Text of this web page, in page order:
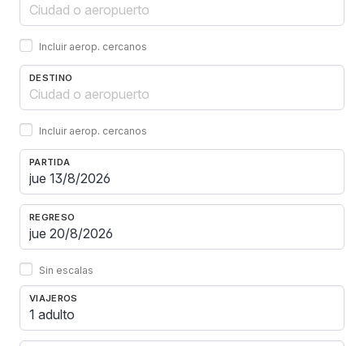
Incluir aerop. cercanos
DESTINO
Incluir aerop. cercanos
PARTIDA
REGRESO
Sin escalas
VIAJEROS
1 adulto